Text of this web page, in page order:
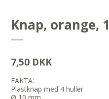
Knap, orange,
7,50 DKK
FAKTA:
Plastknap med 4 huller